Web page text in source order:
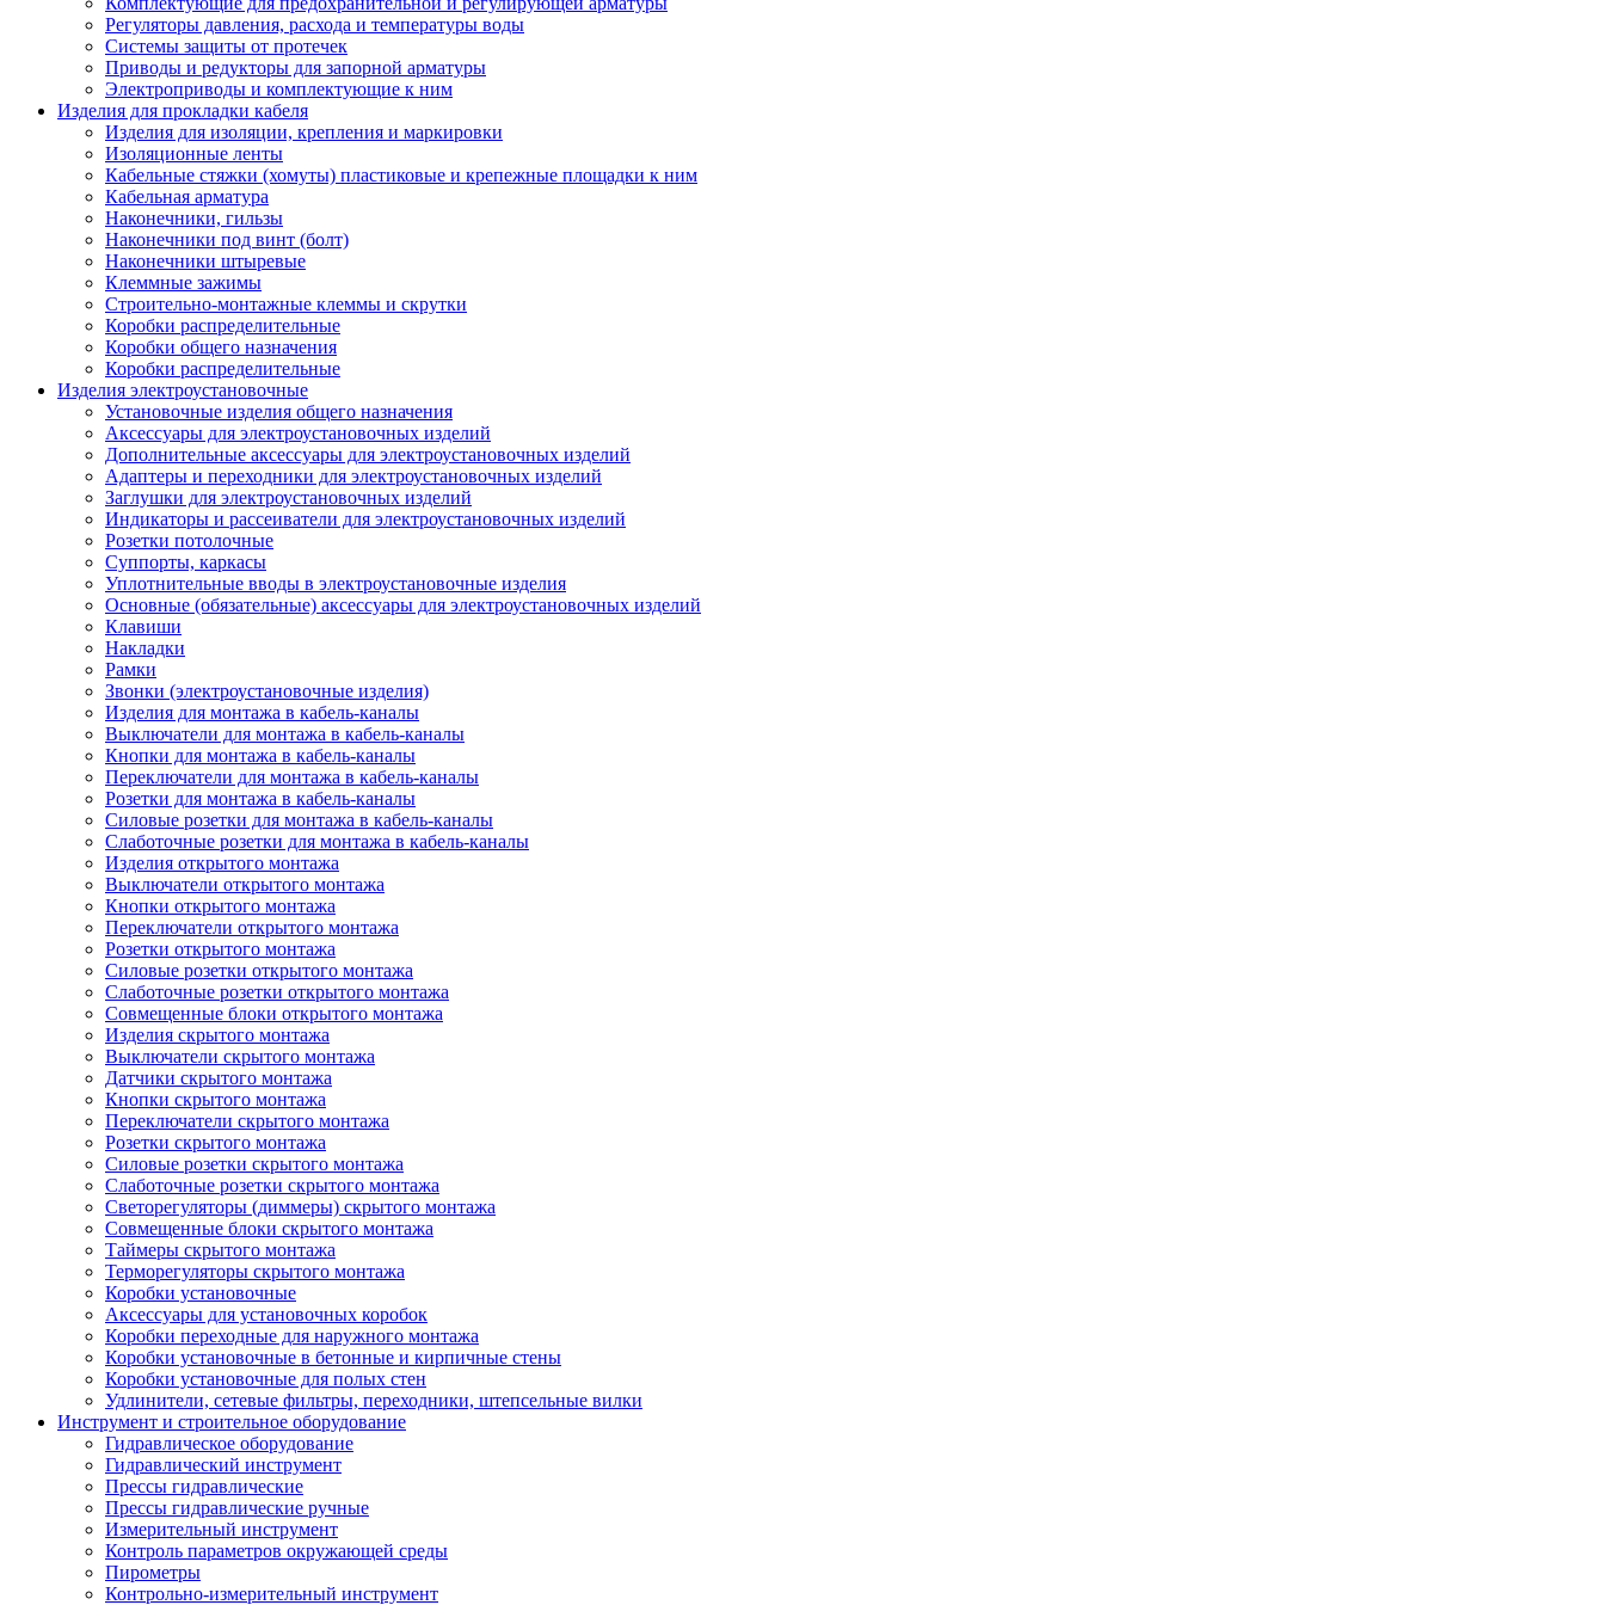
Регуляторы давления, расхода и температуры воды
Системы защиты от протечек
Приводы и редукторы для запорной арматуры
Электроприводы и комплектующие к ним
Изделия для прокладки кабеля
Изделия для изоляции, крепления и маркировки
Изоляционные ленты
Кабельные стяжки (хомуты) пластиковые и крепежные площадки к ним
Кабельная арматура
Наконечники, гильзы
Наконечники под винт (болт)
Наконечники штыревые
Клеммные зажимы
Строительно-монтажные клеммы и скрутки
Коробки распределительные
Коробки общего назначения
Коробки распределительные
Изделия электроустановочные
Установочные изделия общего назначения
Аксессуары для электроустановочных изделий
Дополнительные аксессуары для электроустановочных изделий
Адаптеры и переходники для электроустановочных изделий
Заглушки для электроустановочных изделий
Индикаторы и рассеиватели для электроустановочных изделий
Розетки потолочные
Суппорты, каркасы
Уплотнительные вводы в электроустановочные изделия
Основные (обязательные) аксессуары для электроустановочных изделий
Клавиши
Накладки
Рамки
Звонки (электроустановочные изделия)
Изделия для монтажа в кабель-каналы
Выключатели для монтажа в кабель-каналы
Кнопки для монтажа в кабель-каналы
Переключатели для монтажа в кабель-каналы
Розетки для монтажа в кабель-каналы
Силовые розетки для монтажа в кабель-каналы
Слаботочные розетки для монтажа в кабель-каналы
Изделия открытого монтажа
Выключатели открытого монтажа
Кнопки открытого монтажа
Переключатели открытого монтажа
Розетки открытого монтажа
Силовые розетки открытого монтажа
Слаботочные розетки открытого монтажа
Совмещенные блоки открытого монтажа
Изделия скрытого монтажа
Выключатели скрытого монтажа
Датчики скрытого монтажа
Кнопки скрытого монтажа
Переключатели скрытого монтажа
Розетки скрытого монтажа
Силовые розетки скрытого монтажа
Слаботочные розетки скрытого монтажа
Светорегуляторы (диммеры) скрытого монтажа
Совмещенные блоки скрытого монтажа
Таймеры скрытого монтажа
Терморегуляторы скрытого монтажа
Коробки установочные
Аксессуары для установочных коробок
Коробки переходные для наружного монтажа
Коробки установочные в бетонные и кирпичные стены
Коробки установочные для полых стен
Удлинители, сетевые фильтры, переходники, штепсельные вилки
Инструмент и строительное оборудование
Гидравлическое оборудование
Гидравлический инструмент
Прессы гидравлические
Прессы гидравлические ручные
Измерительный инструмент
Контроль параметров окружающей среды
Пирометры
Контрольно-измерительный инструмент